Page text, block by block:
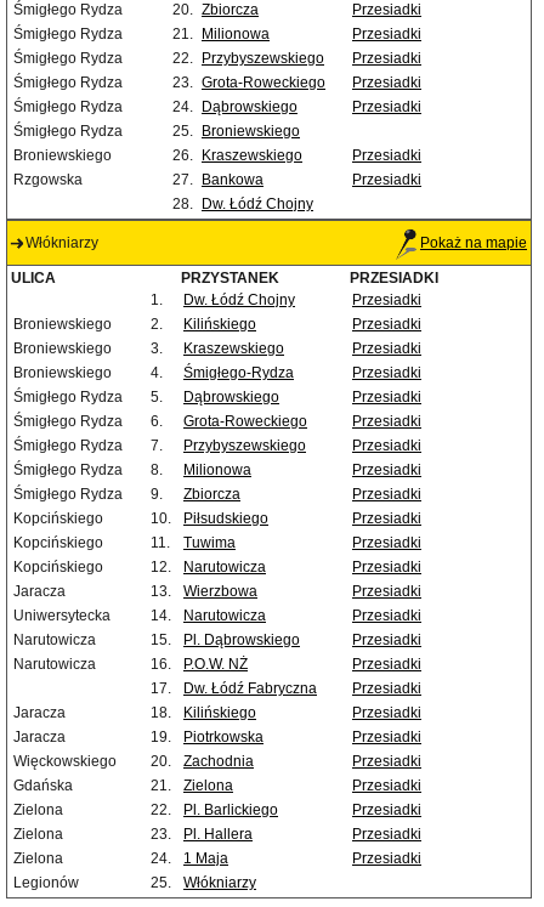
Śmigłego Rydza
20. Zbiorcza
Przesiadki
Śmigłego Rydza
21. Milionowa
Przesiadki
Śmigłego Rydza
22. Przybyszewskiego
Przesiadki
Śmigłego Rydza
23. Grota-Roweckiego
Przesiadki
Śmigłego Rydza
24. Dąbrowskiego
Przesiadki
Śmigłego Rydza
25.
Broniewskiego
Broniewskiego
26. Kraszewskiego
Przesiadki
Rzgowska
27. Bankowa
Przesiadki
28.
Dw. Łódź Chojny
Włókniarzy Pokaż na mapie
ULICA PRZYSTANEK
PRZESIADKI
1.
Dw. Łódź Chojny
Przesiadki
Broniewskiego
2. Kilińskiego
Przesiadki
Broniewskiego
3. Kraszewskiego
Przesiadki
Broniewskiego
4. Śmigłego-Rydza
Przesiadki
Śmigłego Rydza
5. Dąbrowskiego
Przesiadki
Śmigłego Rydza
6. Grota-Roweckiego
Przesiadki
Śmigłego Rydza
7. Przybyszewskiego
Przesiadki
Śmigłego Rydza
8. Milionowa
Przesiadki
Śmigłego Rydza
9. Zbiorcza
Przesiadki
Kopcińskiego
10. Piłsudskiego
Przesiadki
Kopcińskiego
11. Tuwima
Przesiadki
Kopcińskiego
12. Narutowicza
Przesiadki
Jaracza
13. Wierzbowa
Przesiadki
Uniwersytecka
14. Narutowicza
Przesiadki
Narutowicza
15. Pl. Dąbrowskiego
Przesiadki
Narutowicza
16. P.O.W. NŻ
Przesiadki
17.
Dw. Łódź Fabryczna
Przesiadki
Jaracza
18. Kilińskiego
Przesiadki
Jaracza
19. Piotrkowska
Przesiadki
Więckowskiego
20. Zachodnia
Przesiadki
Gdańska
21. Zielona
Przesiadki
Zielona
22. Pl. Barlickiego
Przesiadki
Zielona
23. Pl. Hallera
Przesiadki
Zielona
24. 1 Maja
Przesiadki
Legionów
25. Włókniarzy